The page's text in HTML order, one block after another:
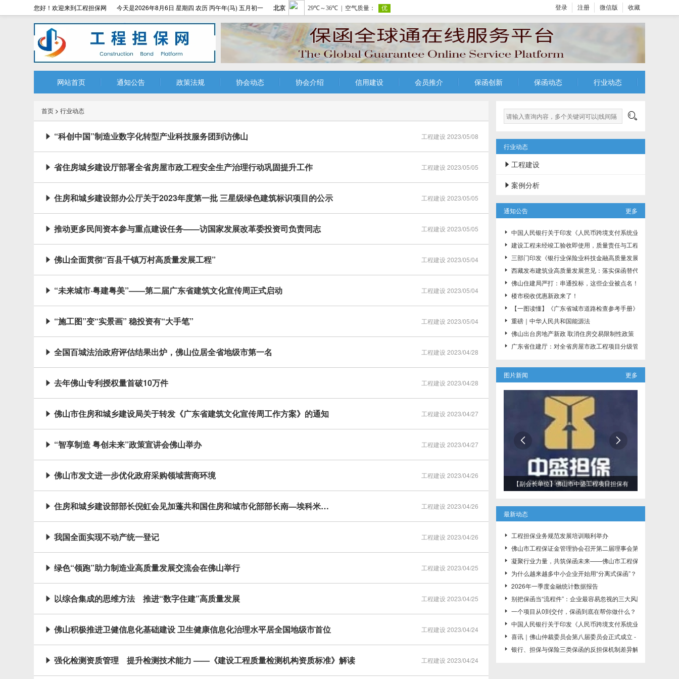
收藏
微信版
注册
登录
您好！欢迎来到工程担保网 今天是2026年8月6日 星期四 农历 丙午年(马) 五月初一
网站首页 通知公告 政策法规 协会动态 协会介绍 信用建设 会员推介 保函创新 保函动态 行业动态
首页 > 行业动态
 “科创中国”制造业数字化转型产业科技服务团到访佛山 工程建设 2023/05/08
 省住房城乡建设厅部署全省房屋市政工程安全生产治理行动巩固提升工作 工程建设 2023/05/05
 住房和城乡建设部办公厅关于2023年度第一批 三星级绿色建筑标识项目的公示 工程建设 2023/05/05
 推动更多民间资本参与重点建设任务——访国家发展改革委投资司负责同志 工程建设 2023/05/05
 佛山全面贯彻“百县千镇万村高质量发展工程” 工程建设 2023/05/04
 “未来城市·粤建粤美”——第二届广东省建筑文化宣传周正式启动 工程建设 2023/05/04
 “施工图”变“实景画” 稳投资有“大手笔” 工程建设 2023/05/04
 全国百城法治政府评估结果出炉，佛山位居全省地级市第一名 工程建设 2023/04/28
 去年佛山专利授权量首破10万件 工程建设 2023/04/28
 佛山市住房和城乡建设局关于转发《广东省建筑文化宣传周工作方案》的通知 工程建设 2023/04/27
 “智享制造 粤创未来”政策宣讲会佛山举办 工程建设 2023/04/27
 佛山市发文进一步优化政府采购领域营商环境 工程建设 2023/04/26
 住房和城乡建设部部长倪虹会见加蓬共和国住房和城市化部部长南—埃科米… 工程建设 2023/04/26
 我国全面实现不动产统一登记 工程建设 2023/04/26
 绿色“领跑”助力制造业高质量发展交流会在佛山举行 工程建设 2023/04/25
 以综合集成的思维方法 推进“数字住建”高质量发展 工程建设 2023/04/25
 佛山积极推进卫健信息化基础建设 卫生健康信息化治理水平居全国地级市首位 工程建设 2023/04/24
 强化检测资质管理 提升检测技术能力 ——《建设工程质量检测机构资质标准》解读 工程建设 2023/04/24

行业动态
 工程建设
 案例分析
更多
通知公告
 中国人民银行关于印发《人民币跨境支付系统业务规则》的通
 建设工程未经竣工验收即使用，质量责任与工程款支付如何认
 三部门印发《银行业保险业科技金融高质量发展实施方案》
 西藏发布建筑业高质量发展意见：落实保函替代现金保证金制
 佛山住建局严打：串通投标，这些企业被点名！
 楼市税收优惠新政来了！
 【一图读懂】《广东省城市道路检查参考手册》（桥梁分册）
 重磅｜中华人民共和国能源法
 佛山出台房地产新政 取消住房交易限制性政策
 广东省住建厅：对全省房屋市政工程项目分级管控！7类项目
更多
图片新闻
【副会长单位】佛山市中盛工程项目担保有
 
最新动态
 工程担保业务规范发展培训顺利举办
 佛山市工程保证金管理协会召开第二届理事会第一次会议，推
 凝聚行业力量，共筑保函未来——佛山市工程保证金管理协会
 为什么越来越多中小企业开始用“分离式保函”？
 2026年一季度金融统计数据报告
 别把保函当“流程件”：企业最容易忽视的三大风险控制点
 一个项目从0到交付，保函到底在帮你做什么？
 中国人民银行关于印发《人民币跨境支付系统业务规则》的通
 喜讯｜佛山仲裁委员会第八届委员会正式成立 - 协会理事长邢
 银行、担保与保险三类保函的反担保机制差异解析